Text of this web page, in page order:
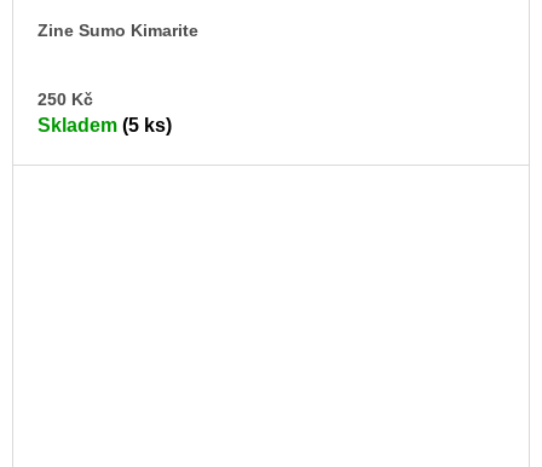
Zine Sumo Kimarite
250 Kč
Skladem (5 ks)